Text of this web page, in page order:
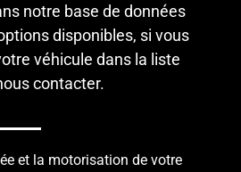
notre base de données
disponibles, si vous
véhicule dans la liste
contacter.
et la motorisation de votre